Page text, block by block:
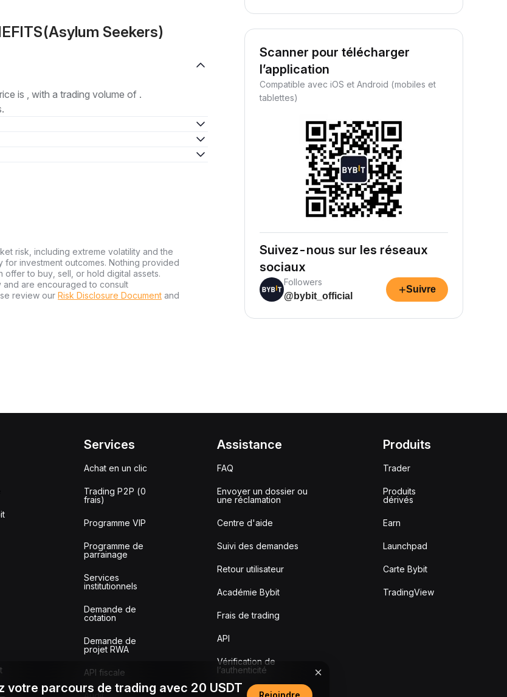
Seekers)
is , with a trading volume of .
risk, including extreme volatility and the
for investment outcomes. Nothing provided
offer to buy, sell, or hold digital assets.
and are encouraged to consult
review our Risk Disclosure Document and
Scanner pour télécharger
l’application
Compatible avec iOS et Android (mobiles et
tablettes)
Suivez-nous sur les réseaux
sociaux
Followers
@bybit_official
+Suivre
Services
Achat en un clic
Trading P2P (0
frais)
Programme VIP
Programme de
parrainage
Services
institutionnels
Demande de
cotation
Demande de
projet RWA
API fiscale
Assistance
FAQ
Envoyer un dossier ou
une réclamation
Centre d'aide
Suivi des demandes
Retour utilisateur
Académie Bybit
Frais de trading
API
Vérification de
l’authenticité
Produits
Trader
Produits
dérivés
Earn
Launchpad
Carte Bybit
TradingView
votre parcours de trading avec 20 USDT Rejoindre